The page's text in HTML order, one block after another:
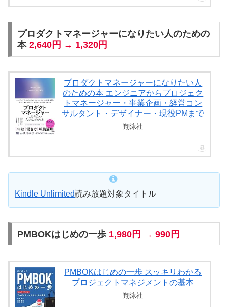
プロダクトマネージャーになりたい人のための
本 2,640円 → 1,320円
プロダクトマネージャーになりたい人
のための本 エンジニアからプロジェク
トマネージャー・事業企画・経営コン
サルタント・デザイナー・現役PMまで
翔泳社
Kindle Unlimited読み放題対象タイトル
PMBOKはじめの一歩 1,980円 → 990円
PMBOKはじめの一歩 スッキリわかる
プロジェクトマネジメントの基本
翔泳社